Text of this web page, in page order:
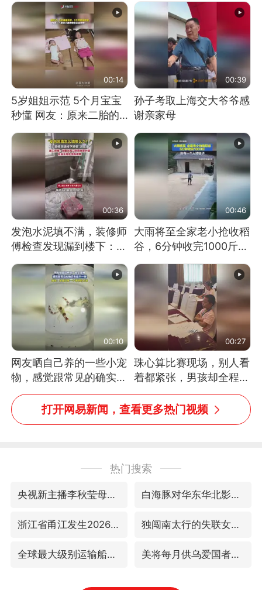
00:14
5岁姐姐示范 5个月宝宝
秒懂 网友：原来二胎的
00:39
孙子考取上海交大爷爷感
谢亲家母
00:36
发泡水泥填不满，装修师
傅检查发现漏到楼下：出
00:46
大雨将至全家老小抢收稻
谷，6分钟收完1000斤，
00:10
网友晒自己养的一些小宠
物，感觉跟常见的确实有
些不一样
00:27
珠心算比赛现场，别人看
着都紧张，男孩却全程气
定神闲、从容作答，最终
拿下冠军。网友：这淡定
的样子，一看就是有实
打开网易新闻，查看更多热门视频
热门搜索
央视新主播李秋莹母校发文祝贺 白海豚对华东华北影响会大于巴威
浙江省甬江发生2026年第1号洪水 独闯南太行的失联女生最后轨迹已确认
全球最大级别运输船通过长江大桥 美将每月供乌爱国者拦截导弹